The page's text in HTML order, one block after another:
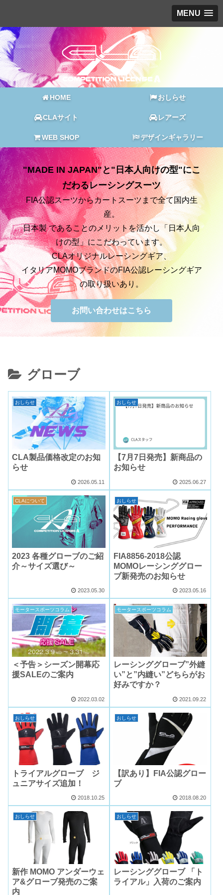
MENU
HOME おしらせ
CLAサイト レアーズ
WEB SHOP デザインギャラリー
"MADE IN JAPAN"と"日本人向けの型"にこ
だわるレーシングスーツ
FIA公認スーツからカートスーツまで全て国内生
産。
日本製 であることのメリットを活かし「日本人向
けの型」にこだわっています。
CLAオリジナルレーシングギア、
イタリアMOMOブランドのFIA公認レーシングギア
の取り扱いあり。
お問い合わせはこちら
グローブ
おしらせ
CLA製品価格改定のお知
らせ
2026.05.11
おしらせ
【7月7日発売】新商品の
お知らせ
2025.06.27
CLAについて
2023 各種グローブのご紹
介～サイズ選び～
2023.05.30
おしらせ
FIA8856-2018公認
MOMOレーシンググロー
ブ新発売のお知らせ
2023.05.16
モータースポーツコラム
＜予告＞シーズン開幕応
援SALEのご案内
2022.03.02
モータースポーツコラム
レーシンググローブ”外縫
い”と”内縫い”どちらがお
好みですか？
2021.09.22
おしらせ
トライアルグローブ ジ
ュニアサイズ追加！
2018.10.25
おしらせ
【訳あり】FIA公認グロー
ブ
2018.08.20
おしらせ
新作 MOMO アンダーウェ
ア&グローブ発売のご案
内
おしらせ
レーシンググローブ 「ト
ライアル」入荷のご案内